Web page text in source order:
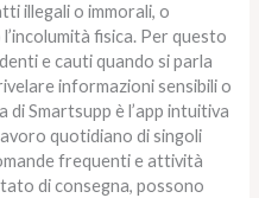
illegali o immorali, o
fisica. Per questo
e cauti quando si parla
informazioni sensibili o
Smartsupp è l’app intuitiva
quotidiano di singoli
frequenti e attività
di consegna, possono